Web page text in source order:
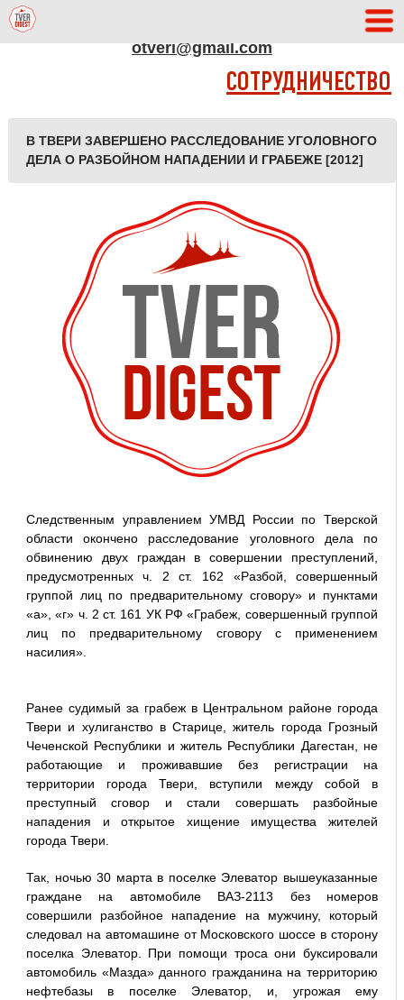
otveri@gmail.com
СОТРУДНИЧЕСТВО
В ТВЕРИ ЗАВЕРШЕНО РАССЛЕДОВАНИЕ УГОЛОВНОГО
ДЕЛА О РАЗБОЙНОМ НАПАДЕНИИ И ГРАБЕЖЕ [2012]
Следственным управлением УМВД России по Тверской
области окончено расследование уголовного дела по
обвинению двух граждан в совершении преступлений,
предусмотренных ч. 2 ст. 162 «Разбой, совершенный
группой лиц по предварительному сговору» и пунктами
«а», «г» ч. 2 ст. 161 УК РФ «Грабеж, совершенный группой
лиц по предварительному сговору с применением
насилия».
Ранее судимый за грабеж в Центральном районе города
Твери и хулиганство в Старице, житель города Грозный
Чеченской Республики и житель Республики Дагестан, не
работающие и проживавшие без регистрации на
территории города Твери, вступили между собой в
преступный сговор и стали совершать разбойные
нападения и открытое хищение имущества жителей
города Твери.
Так, ночью 30 марта в поселке Элеватор вышеуказанные
граждане на автомобиле ВАЗ-2113 без номеров
совершили разбойное нападение на мужчину, который
следовал на автомашине от Московского шоссе в сторону
поселка Элеватор. При помощи троса они буксировали
автомобиль «Мазда» данного гражданина на территорию
нефтебазы в поселке Элеватор, и, угрожая ему